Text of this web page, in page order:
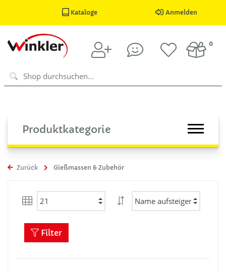
Kataloge Anmelden
0
Produktkategorie
Zurück Gießmassen & Zubehör
Filter